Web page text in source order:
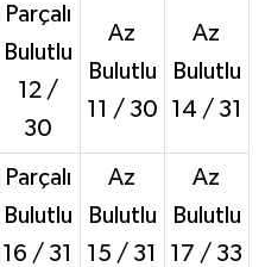
Parçalı
Bulutlu
12 /
30
Az
Bulutlu
11 / 30
Az
Bulutlu
14 / 31
Parçalı
Bulutlu
16 / 31
Az
Bulutlu
15 / 31
Az
Bulutlu
17 / 33